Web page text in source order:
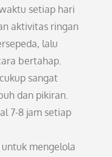
setiap hari
aktivitas ringan
lalu
bertahap.
sangat
dan pikiran.
7-8 jam setiap
mengelola